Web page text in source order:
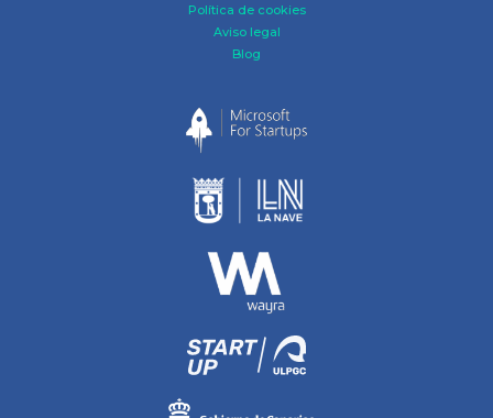
Política de cookies
Aviso legal
Blog